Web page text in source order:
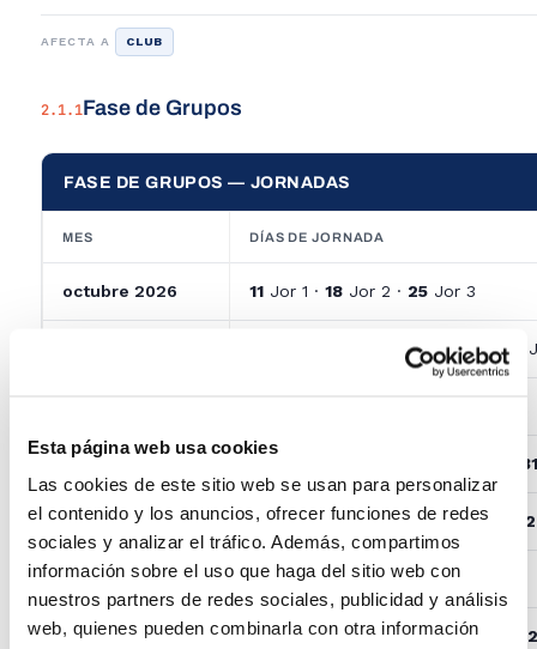
Esta página web usa cookies
Las cookies de este sitio web se usan para personalizar
el contenido y los anuncios, ofrecer funciones de redes
sociales y analizar el tráfico. Además, compartimos
información sobre el uso que haga del sitio web con
nuestros partners de redes sociales, publicidad y análisis
web, quienes pueden combinarla con otra información
AFECTA A CLUB
2.1.1Fase de Grupos
FASE DE GRUPOS — JORNADAS
MES DÍAS DE JORNADA
octubre 2026 11 Jor 1 · 18 Jor 2 · 25 Jor 3
Jor 5 ·15Jor 6 ·22
enero 2027 31
febrero 2027 07Jor 16 ·14Jor 17 ·21Jor 18 ·
marzo 2027 07 Jor 20 · 14Jor 21 ·21Jor 22
abril 2027 04Jor 23 ·11Jor 24 ·18Jor 25 ·